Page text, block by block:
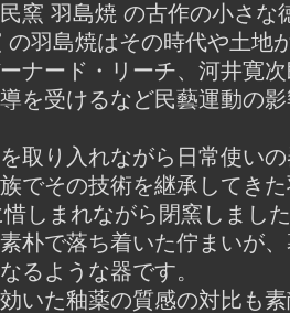
窯 羽島焼 の古作の小さな
の羽島焼はその時代や土地
ナード・リーチ、河井寛
を受けるなど民藝運動の
取り入れながら日常使い
でその技術を継承してき
しまれながら閉窯しまし
朴で落ち着いた佇まいが
るような器です。
いた釉薬の質感の対比も